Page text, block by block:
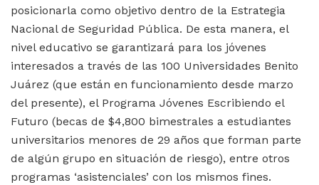
posicionarla como objetivo dentro de la Estrategia
Nacional de Seguridad Pública. De esta manera, el
nivel educativo se garantizará para los jóvenes
interesados a través de las 100 Universidades Benito
Juárez (que están en funcionamiento desde marzo
del presente), el Programa Jóvenes Escribiendo el
Futuro (becas de $4,800 bimestrales a estudiantes
universitarios menores de 29 años que forman parte
de algún grupo en situación de riesgo), entre otros
programas ‘asistenciales’ con los mismos fines.